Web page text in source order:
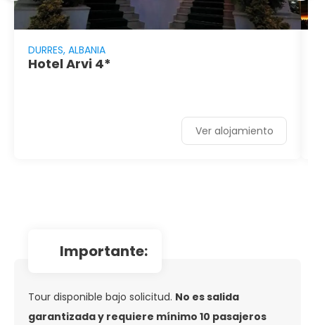
DURRES, ALBANIA
Hotel Arvi 4*
Ver alojamiento
importante:
Tour disponible bajo solicitud. No es salida
garantizada y requiere mínimo 10 pasajeros